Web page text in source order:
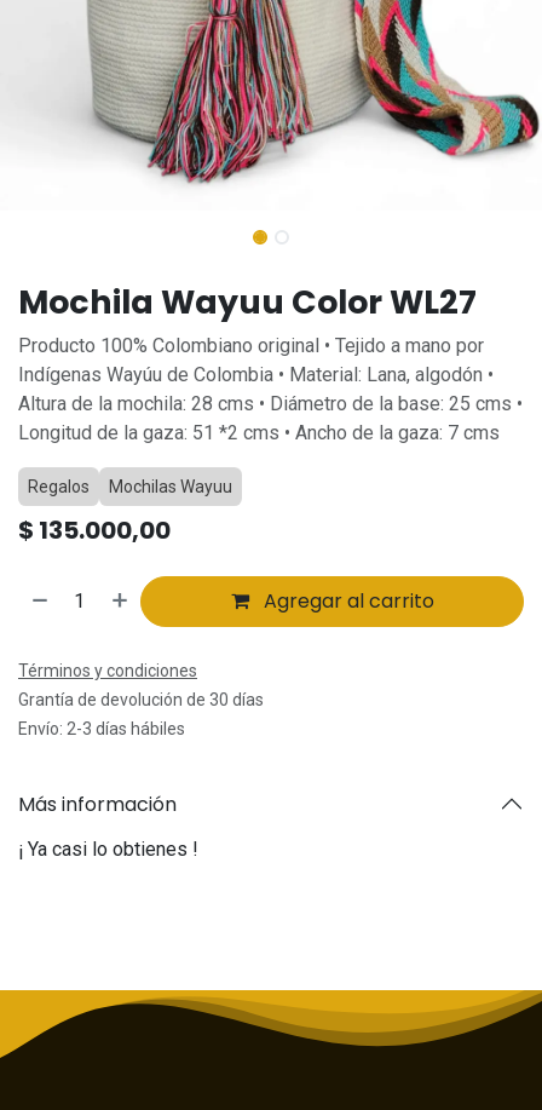
Mochila Wayuu Color WL27
Producto 100% Colombiano original • Tejido a mano por
Indígenas Wayúu de Colombia • Material: Lana, algodón •
Altura de la mochila: 28 cms • Diámetro de la base: 25 cms •
Longitud de la gaza: 51 *2 cms • Ancho de la gaza: 7 cms
Regalos Mochilas Wayuu
$ 135.000,00
Agregar al carrito
Términos y condiciones
Grantía de devolución de 30 días
Envío: 2-3 días hábiles
Más información
¡ Ya casi lo obtienes !